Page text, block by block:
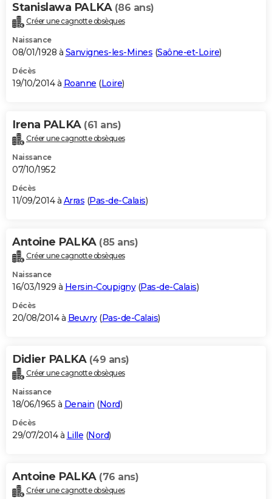
Stanislawa PALKA (86 ans)
Créer une cagnotte obsèques
Naissance
08/01/1928 à Sanvignes-les-Mines (Saône-et-Loire)
Décès
19/10/2014 à Roanne (Loire)
Irena PALKA (61 ans)
Créer une cagnotte obsèques
Naissance
07/10/1952
Décès
11/09/2014 à Arras (Pas-de-Calais)
Antoine PALKA (85 ans)
Créer une cagnotte obsèques
Naissance
16/03/1929 à Hersin-Coupigny(Pas-de-Calais)
Décès
20/08/2014 à Beuvry(Pas-de-Calais)
Didier PALKA (49 ans)
Créer une cagnotte obsèques
Naissance
18/06/1965 à Denain (Nord)
Décès
29/07/2014 à Lille (Nord)
Antoine PALKA (76 ans)
Créer une cagnotte obsèques